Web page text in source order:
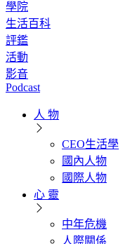
學院
生活百科
評鑑
活動
影音
Podcast
人 物
CEO生活學
國內人物
國際人物
心 靈
中年危機
人際關係